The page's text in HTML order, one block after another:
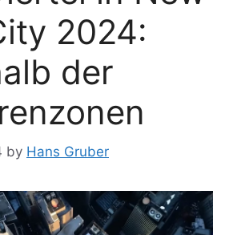
2024:
der
by Hans Gruber